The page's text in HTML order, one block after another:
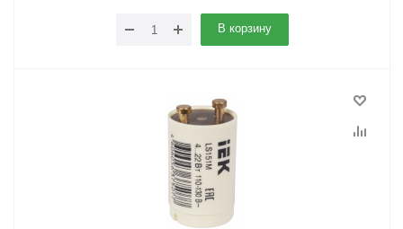
В корзину